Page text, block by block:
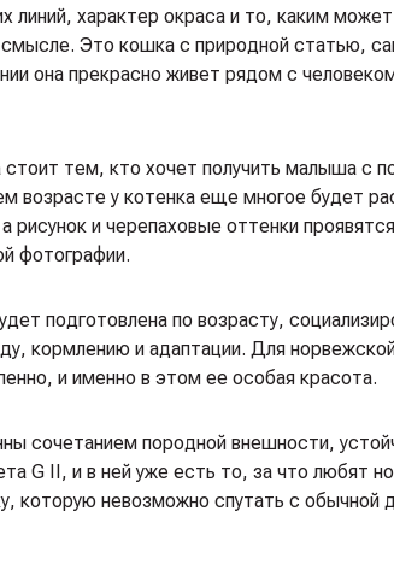
линий, характер окраса и то, каким
Это кошка с природной статью,
она прекрасно живет рядом с
стоит тем, кто хочет получить малыша с
у котенка еще многое будет
и черепаховые оттенки
фотографии.
подготовлена по возрасту,
кормлению и адаптации. Для
и именно в этом ее особая красота.
сочетанием породной внешности,
G II, и в ней уже есть то, за что любят
которую невозможно спутать с обычной